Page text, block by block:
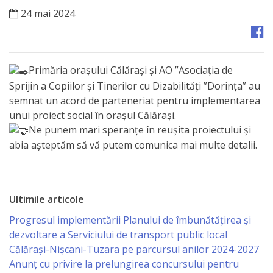
Strategii
Registrul
de
Stat
al
Locale
Primăria
Aparatul
24 mai 2024
Primăria orașului Călărași și AO ”Asociația de
Sprijin a Copiilor și Tinerilor cu Dizabilități ”Dorința” au
semnat un acord de parteneriat pentru implementarea
unui proiect social în orașul Călărași.
Ne punem mari speranțe în reușita proiectului și
abia așteptăm să vă putem comunica mai multe detalii.
Ultimile articole
Progresul implementării Planului de îmbunătățirea și
dezvoltare a Serviciului de transport public local
Călărași-Nișcani-Tuzara pe parcursul anilor 2024-2027
Anunț cu privire la prelungirea concursului pentru